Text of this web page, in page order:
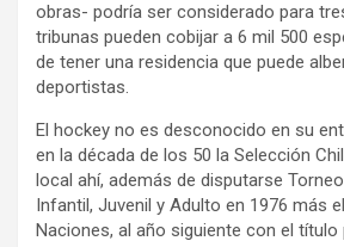
obras- podría ser considerado para
tribunas pueden cobijar a 6 mil 500
de tener una residencia que puede
deportistas.
El hockey no es desconocido en su
en la década de los 50 la Selección
local ahí, además de disputarse
Infantil, Juvenil y Adulto en 1976 más
Naciones, al año siguiente con el título